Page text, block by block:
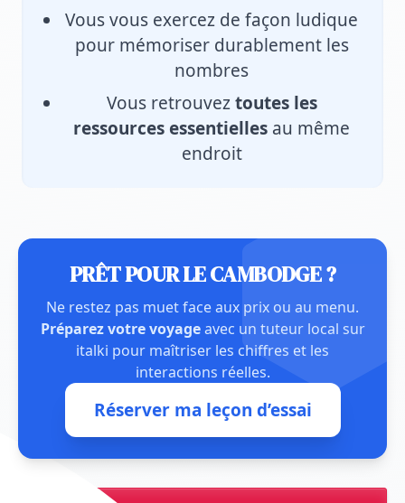
Vous vous exercez de façon ludique
pour mémoriser durablement les
nombres
Vous retrouveztoutes les
ressources essentielles au même
endroit
PRÊT POUR LE CAMBODGE ?
Ne restez pas muet face aux prix ou au menu.
Préparez votre voyageavec un tuteur local sur
italki pour maîtriser les chiffres et les
interactions réelles.
Réserver ma leçon d’essai